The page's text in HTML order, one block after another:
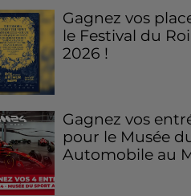
Gagnez vos
le Festival du
2026 !
Gagnez vos
pour le Musée
Automobile au